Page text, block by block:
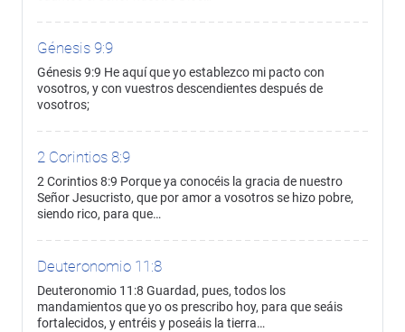
Génesis 9:9
Génesis 9:9 He aquí que yo establezco mi pacto con
vosotros, y con vuestros descendientes después de
vosotros;
2 Corintios 8:9
2 Corintios 8:9 Porque ya conocéis la gracia de nuestro
Señor Jesucristo, que por amor a vosotros se hizo pobre,
siendo rico, para que…
Deuteronomio 11:8
Deuteronomio 11:8 Guardad, pues, todos los
mandamientos que yo os prescribo hoy, para que seáis
fortalecidos, y entréis y poseáis la tierra…